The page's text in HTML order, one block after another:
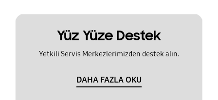
Yüz Yüze Destek
Yetkili Servis Merkezlerimizden destek alın.
DAHA FAZLA OKU